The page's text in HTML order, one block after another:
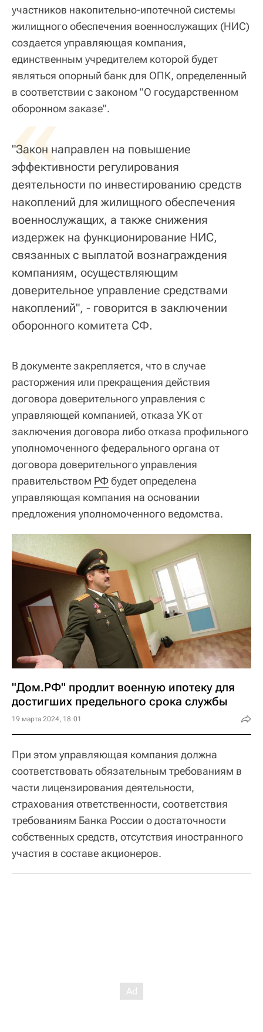
участников накопительно-ипотечной системы
жилищного обеспечения военнослужащих (НИС)
создается управляющая компания,
единственным учредителем которой будет
являться опорный банк для ОПК, определенный
в соответствии с законом "О государственном
оборонном заказе".
«
"Закон направлен на повышение
эффективности регулирования
деятельности по инвестированию средств
накоплений для жилищного обеспечения
военнослужащих, а также снижения
издержек на функционирование НИС,
связанных с выплатой вознаграждения
компаниям, осуществляющим
доверительное управление средствами
накоплений", - говорится в заключении
оборонного комитета СФ.
В документе закрепляется, что в случае
расторжения или прекращения действия
договора доверительного управления с
управляющей компанией, отказа УК от
заключения договора либо отказа профильного
уполномоченного федерального органа от
договора доверительного управления
правительством РФбудет определена
управляющая компания на основании
предложения уполномоченного ведомства.
"Дом.РФ" продлит военную ипотеку для
достигших предельного срока службы
19 марта 2024, 18:01
При этом управляющая компания должна
соответствовать обязательным требованиям в
части лицензирования деятельности,
страхования ответственности, соответствия
требованиям Банка России о достаточности
собственных средств, отсутствия иностранного
участия в составе акционеров.